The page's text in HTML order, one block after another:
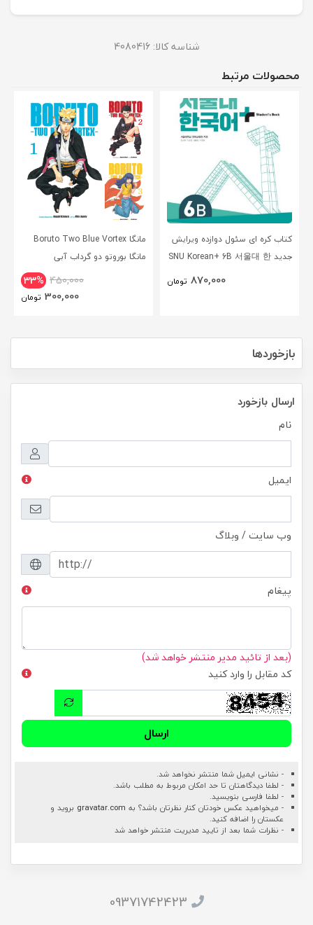
شناسه کالا: 4080416
محصولات مرتبط
کتاب کره ای سئول دوازده ویرایش
جدید SNU Korean+ 6B 서울대 한
870,000 تومان
مانگا Boruto Two Blue Vortex
مانگا بوروتو دو گرداب آبی
33% 450,000
300,000 تومان
بازخوردها
ارسال بازخورد
نام
ایمیل
وب سایت / وبلاگ
پیغام
(بعد از تائید مدیر منتشر خواهد شد)
کد مقابل را وارد کنید
ارسال
- نشانی ایمیل شما منتشر نخواهد شد.
- لطفا دیدگاهتان تا حد امکان مربوط به مطلب باشد.
- لطفا فارسی بنویسید.
- میخواهید عکس خودتان کنار نظرتان باشد؟ به gravatar.com بروید و
عکستان را اضافه کنید.
- نظرات شما بعد از تایید مدیریت منتشر خواهد شد
09371742423